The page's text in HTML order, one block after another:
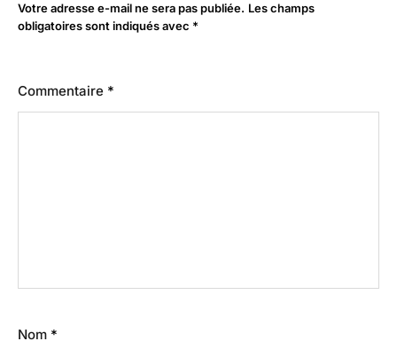
Votre adresse e-mail ne sera pas publiée. Les champs
obligatoires sont indiqués avec *
Commentaire *
Nom *